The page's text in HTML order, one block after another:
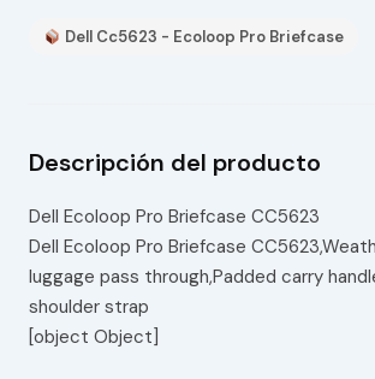
Dell Cc5623 - Ecoloop Pro Briefcase
Descripción del producto
Dell Ecoloop Pro Briefcase CC5623
Dell Ecoloop Pro Briefcase
luggage pass through,Padded carry
shoulder strap
[object Object]